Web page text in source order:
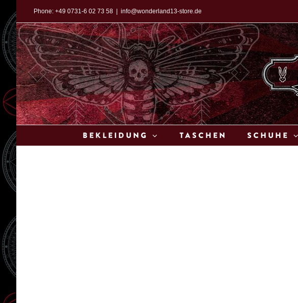
Inhalt
springen
Phone: +49 0731-6 02 73 58 info@wonderland13-store.de
Bekleidung Taschen Schuhe